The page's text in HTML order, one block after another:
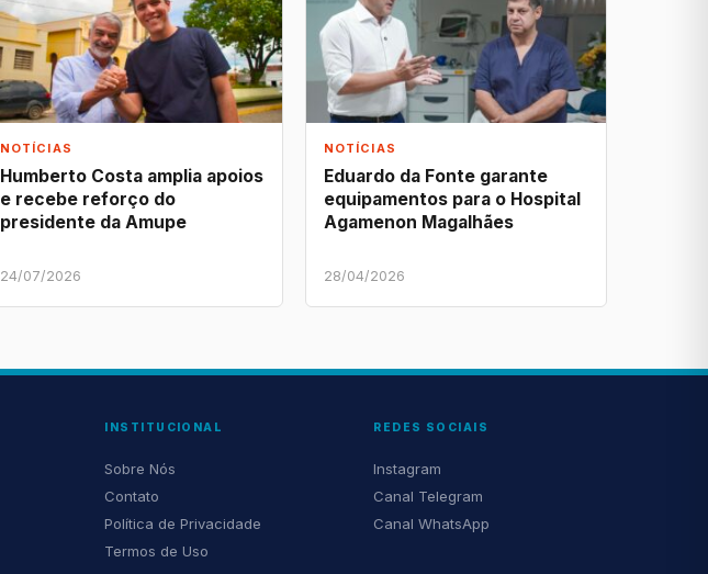
NOTÍCIAS
Humberto Costa amplia apoios
e recebe reforço do
presidente da Amupe
24/07/2026
NOTÍCIAS
Eduardo da Fonte garante
equipamentos para o Hospital
Agamenon Magalhães
28/04/2026
INSTITUCIONAL
Sobre Nós
Contato
Política de Privacidade
Termos de Uso
REDES SOCIAIS
Instagram
Canal Telegram
Canal WhatsApp